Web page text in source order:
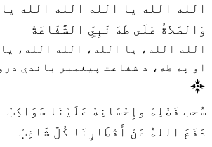
الله الله يا الله الله الله
وَالصَّلاةُ عَلَى طَهَ نَبِيِّ الشَّفَاعَةْ
الله الله، یا الله، الله الله،
او په طه، د شفاعت پیغمبر باندې
سُحب فَضْلِهْ وإِحْسَانِهْ عَلَيْنَا سَوَاكِبْ
دَفَعَ اللهُ عَنْ أَقْطَارِنَا كُلّ شَاغِبْ